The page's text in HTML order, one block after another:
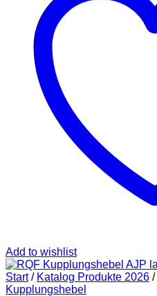
Add to wishlist
Start / Katalog Produkte 2026 /
Kupplungshebel